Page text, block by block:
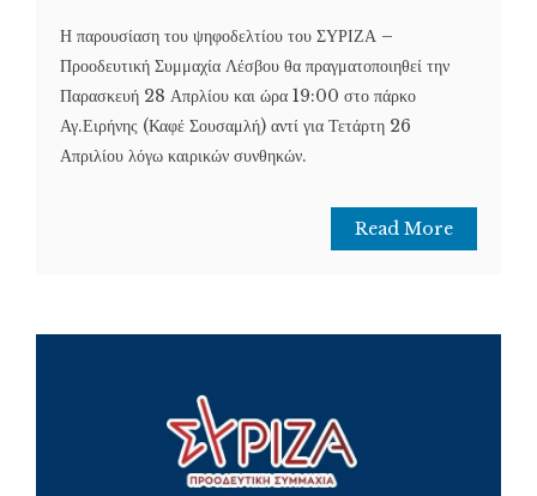
Η παρουσίαση του ψηφοδελτίου του ΣΥΡΙΖΑ –
Προοδευτική Συμμαχία Λέσβου θα πραγματοποιηθεί την
Παρασκευή 28 Απρλίου και ώρα 19:00 στο πάρκο
Αγ.Ειρήνης (Καφέ Σουσαμλή) αντί για Τετάρτη 26
Απριλίου λόγω καιρικών συνθηκών.
Read More